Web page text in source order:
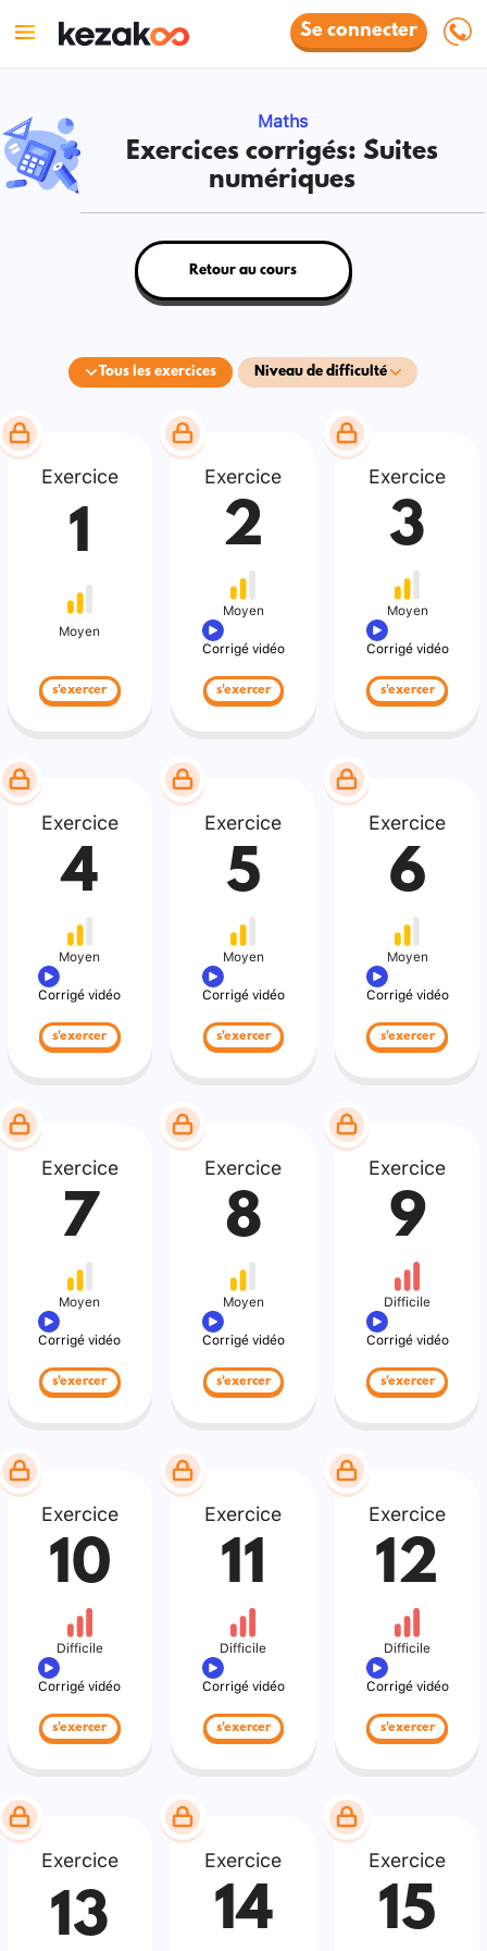
Se connecter
Maths
Exercices corrigés: Suites
numériques
Tous les exercices Niveau de difficulté
Retour au cours
Exercice
1
Moyen
s'exercer
Exercice
2
Moyen
Corrigé vidéo
s'exercer
Exercice
3
Moyen
Corrigé vidéo
s'exercer
Exercice
4
Moyen
Corrigé vidéo
s'exercer
Exercice
5
Moyen
Corrigé vidéo
s'exercer
Exercice
6
Moyen
Corrigé vidéo
s'exercer
Exercice
7
Moyen
Corrigé vidéo
s'exercer
Exercice
8
Moyen
Corrigé vidéo
s'exercer
Exercice
9
Difficile
Corrigé vidéo
s'exercer
Exercice
10
Difficile
Corrigé vidéo
s'exercer
Exercice
11
Difficile
Corrigé vidéo
s'exercer
Exercice
12
Difficile
Corrigé vidéo
s'exercer
Exercice
13
Exercice
14
Exercice
15